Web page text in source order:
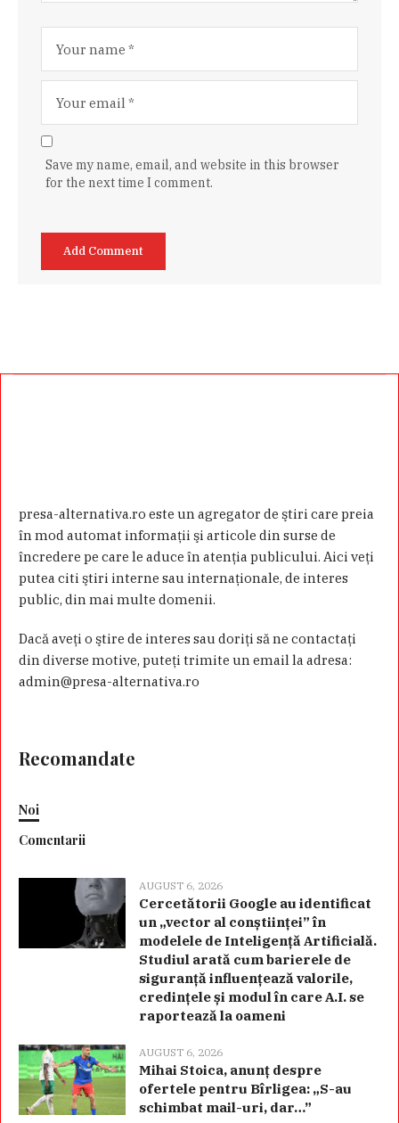
Save my name, email, and website in this browser
for the next time I comment.
presa-alternativa.ro este un agregator de ştiri care preia
în mod automat informaţii şi articole din surse de
încredere pe care le aduce în atenţia publicului. Aici veţi
putea citi ştiri interne sau internaţionale, de interes
public, din mai multe domenii.
Dacă aveţi o ştire de interes sau doriţi să ne contactaţi
din diverse motive, puteţi trimite un email la adresa:
admin@presa-alternativa.ro
Recomandate
Noi
Comentarii
AUGUST 6, 2026
Cercetătorii Google au identificat
un „vector al conștiinței” în
modelele de Inteligență Artificială.
Studiul arată cum barierele de
siguranță influențează valorile,
credințele și modul în care A.I. se
raportează la oameni
AUGUST 6, 2026
Mihai Stoica, anunț despre
ofertele pentru Bîrligea: „S-au
schimbat mail-uri, dar…”